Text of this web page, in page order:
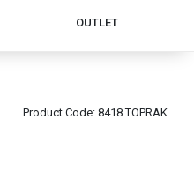
OUTLET
Product Code: 8418 TOPRAK